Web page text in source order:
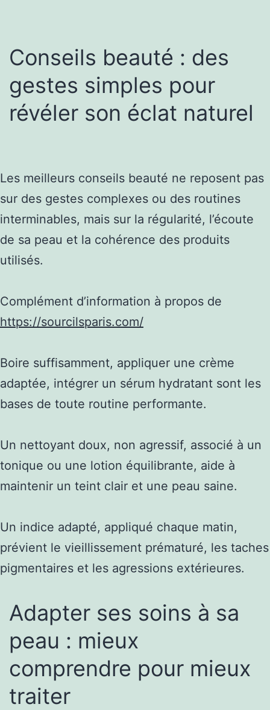
Conseils beauté : des
gestes simples pour
révéler son éclat naturel
Les meilleurs conseils beauté ne reposent pas
sur des gestes complexes ou des routines
interminables, mais sur la régularité, l’écoute
de sa peau et la cohérence des produits
utilisés.
Complément d’information à propos de
https://sourcilsparis.com/
Boire suffisamment, appliquer une crème
adaptée, intégrer un sérum hydratant sont les
bases de toute routine performante.
Un nettoyant doux, non agressif, associé à un
tonique ou une lotion équilibrante, aide à
maintenir un teint clair et une peau saine.
Un indice adapté, appliqué chaque matin,
prévient le vieillissement prématuré, les taches
pigmentaires et les agressions extérieures.
Adapter ses soins à sa
peau : mieux
comprendre pour mieux
traiter